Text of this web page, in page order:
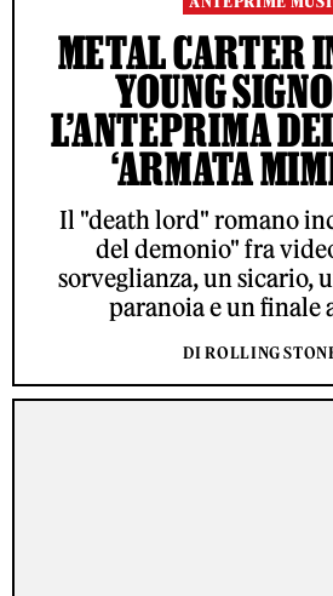
METAL CARTER
YOUNG
L’ANTEPRIMA
‘ARMATA
Il "death lord" romano
del demonio" fra
sorveglianza, un sicario,
paranoia e un finale
DI ROLLING